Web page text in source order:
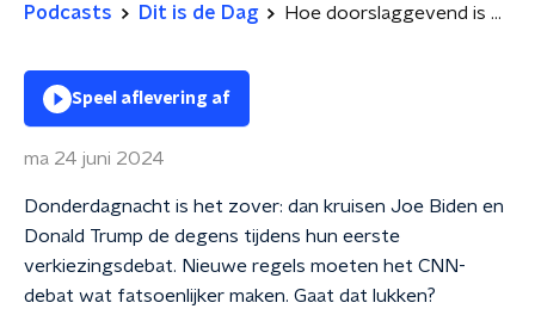
Podcasts Dit is de Dag Hoe doorslaggevend is het eerste verkiezingsdebat tussen Joe Biden en Donald Trump? (24 juni 2024)
Speel aflevering af
ma 24 juni 2024
Donderdagnacht is het zover: dan kruisen Joe Biden en
Donald Trump de degens tijdens hun eerste
verkiezingsdebat. Nieuwe regels moeten het CNN-
debat wat fatsoenlijker maken. Gaat dat lukken?